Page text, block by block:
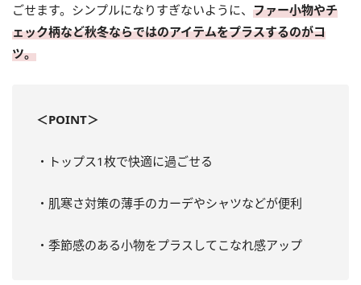
ごせます。シンプルになりすぎないように、 ファー小物やチ
ェック柄など秋冬ならではのアイテムをプラスするのがコ
ツ。
＜POINT＞
・トップス1枚で快適に過ごせる
・肌寒さ対策の薄手のカーデやシャツなどが便利
・季節感のある小物をプラスしてこなれ感アップ